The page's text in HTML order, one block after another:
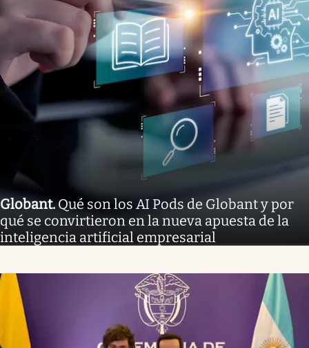
Globant.Qué son los AI Pods de Globant y por
qué se convirtieron en la nueva apuesta de la
inteligencia artificial empresarial